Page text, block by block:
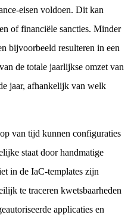
eisen voldoen. Dit kan
of financiële sancties. Minder
bijvoorbeeld resulteren in een
de totale jaarlijkse omzet van
jaar, afhankelijk van welk
van tijd kunnen configuraties
staat door handmatige
in de IaC-templates zijn
te traceren kwetsbaarheden
applicaties en